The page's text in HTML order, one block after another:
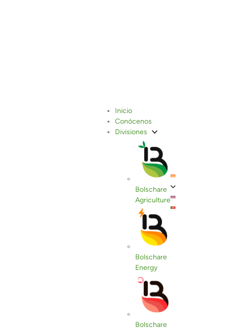
Inicio
Conócenos
Divisiones
Bolschare
Agriculture
Bolschare
Energy
Bolschare